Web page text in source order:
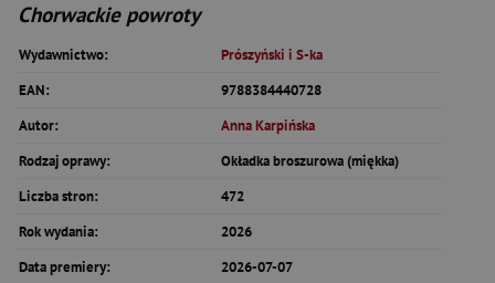
Chorwackie powroty
Wydawnictwo:
Prószyński i S-ka
EAN:
9788384440728
Autor:
Anna Karpińska
Rodzaj oprawy:
Okładka broszurowa (miękka)
Liczba stron:
472
Rok wydania:
2026
Data premiery:
2026-07-07